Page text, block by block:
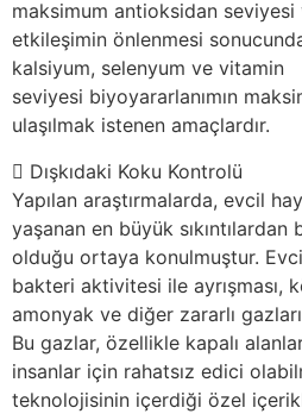
maksimum antioksidan
etkileşimin önlenmesi
kalsiyum, selenyum ve vitamin
seviyesi biyoyararlanımın
ulaşılmak istenen amaçlardır.
Dışkıdaki Koku Kontrolü
Yapılan araştırmalarda, evcil
yaşanan en büyük sıkıntılardan
olduğu ortaya konulmuştur. Evcil
bakteri aktivitesi ile ayrışması,
amonyak ve diğer zararlı
Bu gazlar, özellikle kapalı
insanlar için rahatsız edici
teknolojisinin içerdiği özel